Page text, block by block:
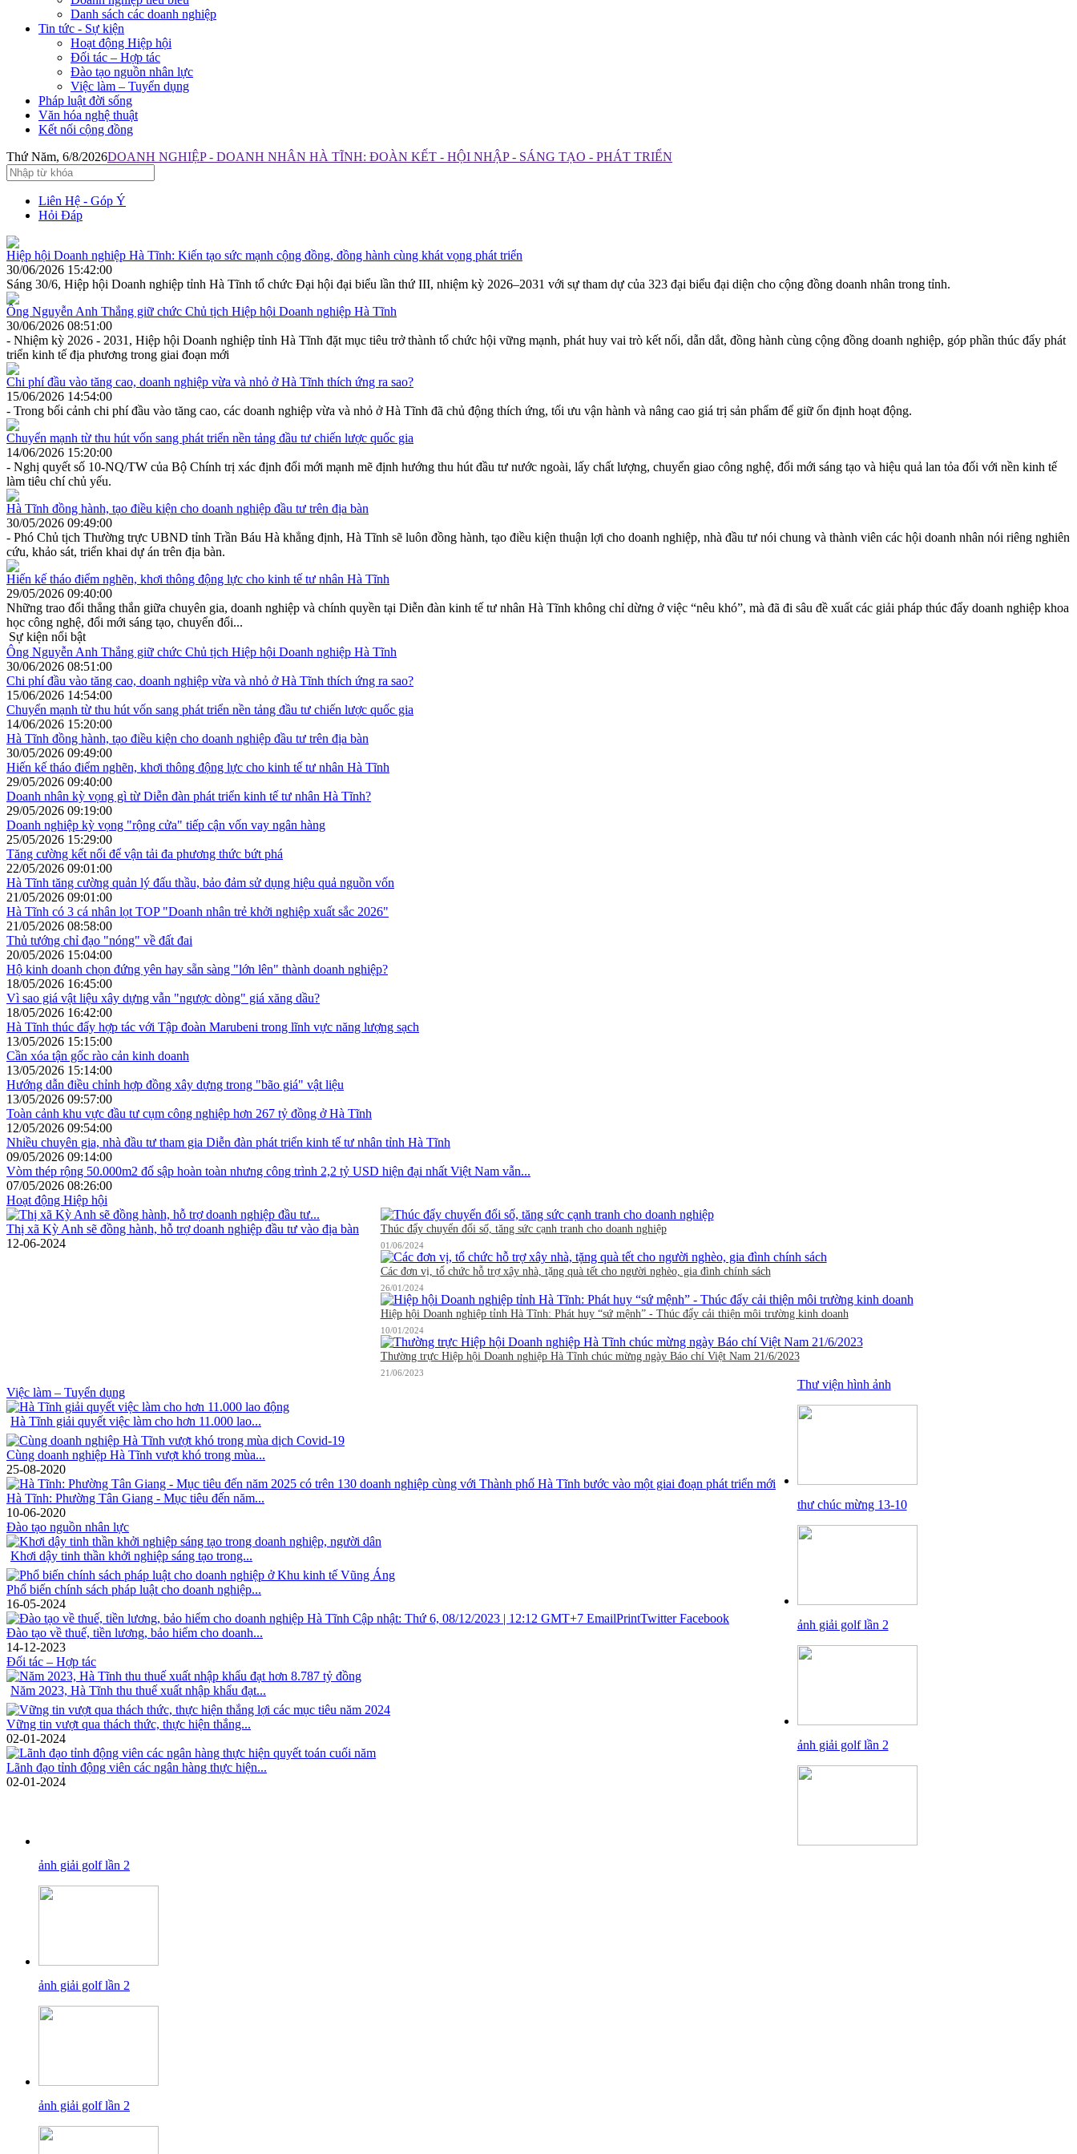
Danh sách các doanh nghiệp
Tin tức - Sự kiện
Hoạt động Hiệp hội
Đối tác – Hợp tác
Đào tạo nguồn nhân lực
Việc làm – Tuyển dụng
Pháp luật đời sống
Văn hóa nghệ thuật
Kết nối cộng đồng
Thứ Năm, 6/8/2026DOANH NGHIỆP - DOANH NHÂN HÀ TĨNH: ĐOÀN KẾT - HỘI NHẬP - SÁNG TẠO - PHÁT TRIỂN
Liên Hệ - Góp Ý
Hỏi Đáp
Hiệp hội Doanh nghiệp Hà Tĩnh: Kiến tạo sức mạnh cộng đồng, đồng hành cùng khát vọng phát triển
30/06/2026 15:42:00
Sáng 30/6, Hiệp hội Doanh nghiệp tỉnh Hà Tĩnh tổ chức Đại hội đại biểu lần thứ III, nhiệm kỳ 2026–2031 với sự tham dự của 323 đại biểu đại diện cho cộng đồng doanh nhân trong tỉnh.
Ông Nguyễn Anh Thắng giữ chức Chủ tịch Hiệp hội Doanh nghiệp Hà Tĩnh
30/06/2026 08:51:00
- Nhiệm kỳ 2026 - 2031, Hiệp hội Doanh nghiệp tỉnh Hà Tĩnh đặt mục tiêu trở thành tổ chức hội vững mạnh, phát huy vai trò kết nối, dẫn dắt, đồng hành cùng cộng đồng doanh nghiệp, góp phần thúc đẩy phát
triển kinh tế địa phương trong giai đoạn mới
Chi phí đầu vào tăng cao, doanh nghiệp vừa và nhỏ ở Hà Tĩnh thích ứng ra sao?
15/06/2026 14:54:00
- Trong bối cảnh chi phí đầu vào tăng cao, các doanh nghiệp vừa và nhỏ ở Hà Tĩnh đã chủ động thích ứng, tối ưu vận hành và nâng cao giá trị sản phẩm để giữ ổn định hoạt động.
Chuyển mạnh từ thu hút vốn sang phát triển nền tảng đầu tư chiến lược quốc gia
14/06/2026 15:20:00
- Nghị quyết số 10-NQ/TW của Bộ Chính trị xác định đổi mới mạnh mẽ định hướng thu hút đầu tư nước ngoài, lấy chất lượng, chuyển giao công nghệ, đổi mới sáng tạo và hiệu quả lan tỏa đối với nền kinh tế
làm tiêu chí chủ yếu.
Hà Tĩnh đồng hành, tạo điều kiện cho doanh nghiệp đầu tư trên địa bàn
30/05/2026 09:49:00
- Phó Chủ tịch Thường trực UBND tỉnh Trần Báu Hà khẳng định, Hà Tĩnh sẽ luôn đồng hành, tạo điều kiện thuận lợi cho doanh nghiệp, nhà đầu tư nói chung và thành viên các hội doanh nhân nói riêng nghiên
cứu, khảo sát, triển khai dự án trên địa bàn.
Hiến kế tháo điểm nghẽn, khơi thông động lực cho kinh tế tư nhân Hà Tĩnh
29/05/2026 09:40:00
Những trao đổi thẳng thắn giữa chuyên gia, doanh nghiệp và chính quyền tại Diễn đàn kinh tế tư nhân Hà Tĩnh không chỉ dừng ở việc “nêu khó”, mà đã đi sâu đề xuất các giải pháp thúc đẩy doanh nghiệp khoa
học công nghệ, đổi mới sáng tạo, chuyển đổi...
Sự kiện nổi bật
Ông Nguyễn Anh Thắng giữ chức Chủ tịch Hiệp hội Doanh nghiệp Hà Tĩnh
30/06/2026 08:51:00
Chi phí đầu vào tăng cao, doanh nghiệp vừa và nhỏ ở Hà Tĩnh thích ứng ra sao?
15/06/2026 14:54:00
Chuyển mạnh từ thu hút vốn sang phát triển nền tảng đầu tư chiến lược quốc gia
14/06/2026 15:20:00
Hà Tĩnh đồng hành, tạo điều kiện cho doanh nghiệp đầu tư trên địa bàn
30/05/2026 09:49:00
Hiến kế tháo điểm nghẽn, khơi thông động lực cho kinh tế tư nhân Hà Tĩnh
29/05/2026 09:40:00
Doanh nhân kỳ vọng gì từ Diễn đàn phát triển kinh tế tư nhân Hà Tĩnh?
29/05/2026 09:19:00
Doanh nghiệp kỳ vọng "rộng cửa" tiếp cận vốn vay ngân hàng
25/05/2026 15:29:00
Tăng cường kết nối để vận tải đa phương thức bứt phá
22/05/2026 09:01:00
Hà Tĩnh tăng cường quản lý đấu thầu, bảo đảm sử dụng hiệu quả nguồn vốn
21/05/2026 09:01:00
Hà Tĩnh có 3 cá nhân lọt TOP "Doanh nhân trẻ khởi nghiệp xuất sắc 2026"
21/05/2026 08:58:00
Thủ tướng chỉ đạo "nóng" về đất đai
20/05/2026 15:04:00
Hộ kinh doanh chọn đứng yên hay sẵn sàng "lớn lên" thành doanh nghiệp?
18/05/2026 16:45:00
Vì sao giá vật liệu xây dựng vẫn "ngược dòng" giá xăng dầu?
18/05/2026 16:42:00
Hà Tĩnh thúc đẩy hợp tác với Tập đoàn Marubeni trong lĩnh vực năng lượng sạch
13/05/2026 15:15:00
Cần xóa tận gốc rào cản kinh doanh
13/05/2026 15:14:00
Hướng dẫn điều chỉnh hợp đồng xây dựng trong "bão giá" vật liệu
13/05/2026 09:57:00
Toàn cảnh khu vực đầu tư cụm công nghiệp hơn 267 tỷ đồng ở Hà Tĩnh
12/05/2026 09:54:00
Nhiều chuyên gia, nhà đầu tư tham gia Diễn đàn phát triển kinh tế tư nhân tỉnh Hà Tĩnh
09/05/2026 09:14:00
Vòm thép rộng 50.000m2 đổ sập hoàn toàn nhưng công trình 2,2 tỷ USD hiện đại nhất Việt Nam vẫn...
07/05/2026 08:26:00
Hoạt động Hiệp hội
Thị xã Kỳ Anh sẽ đồng hành, hỗ trợ doanh nghiệp đầu tư vào địa bàn
12-06-2024
Thúc đẩy chuyển đổi số, tăng sức cạnh tranh cho doanh nghiệp
01/06/2024
Các đơn vị, tổ chức hỗ trợ xây nhà, tặng quà tết cho người nghèo, gia đình chính sách
26/01/2024
Hiệp hội Doanh nghiệp tỉnh Hà Tĩnh: Phát huy “sứ mệnh” - Thúc đẩy cải thiện môi trường kinh doanh
10/01/2024
Thường trực Hiệp hội Doanh nghiệp Hà Tĩnh chúc mừng ngày Báo chí Việt Nam 21/6/2023
21/06/2023
Việc làm – Tuyển dụng
Hà Tĩnh giải quyết việc làm cho hơn 11.000 lao...
Cùng doanh nghiệp Hà Tĩnh vượt khó trong mùa...
25-08-2020
Hà Tĩnh: Phường Tân Giang - Mục tiêu đến năm...
10-06-2020
Đào tạo nguồn nhân lực
Khơi dậy tinh thần khởi nghiệp sáng tạo trong...
Phổ biến chính sách pháp luật cho doanh nghiệp...
16-05-2024
Đào tạo về thuế, tiền lương, bảo hiểm cho doanh...
14-12-2023
Đối tác – Hợp tác
Năm 2023, Hà Tĩnh thu thuế xuất nhập khẩu đạt...
Vững tin vượt qua thách thức, thực hiện thắng...
02-01-2024
Lãnh đạo tỉnh động viên các ngân hàng thực hiện...
02-01-2024
Thư viện hình ảnh
thư chúc mừng 13-10
ảnh giải golf lần 2
ảnh giải golf lần 2
ảnh giải golf lần 2
ảnh giải golf lần 2
ảnh giải golf lần 2